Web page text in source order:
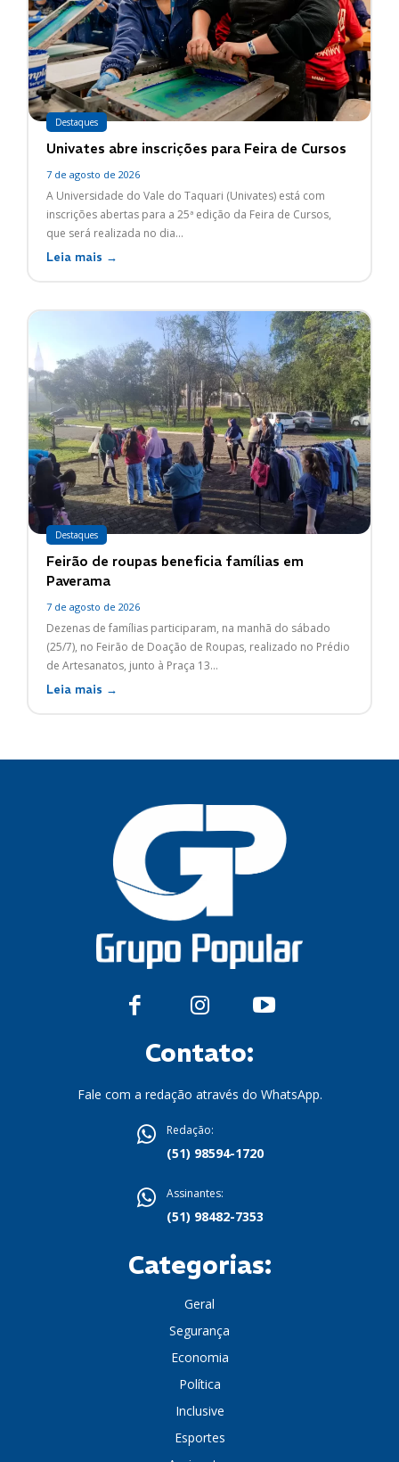
Destaques
Univates abre inscrições para Feira de Cursos
7 de agosto de 2026
A Universidade do Vale do Taquari (Univates) está com
inscrições abertas para a 25ª edição da Feira de Cursos,
que será realizada no dia...
Leia mais →
Destaques
Feirão de roupas beneficia famílias em
Paverama
7 de agosto de 2026
Dezenas de famílias participaram, na manhã do sábado
(25/7), no Feirão de Doação de Roupas, realizado no Prédio
de Artesanatos, junto à Praça 13...
Leia mais →
Contato:
Fale com a redação através do WhatsApp.
Redação:
(51) 98594-1720
Assinantes:
(51) 98482-7353
Categorias:
Geral
Segurança
Economia
Política
Inclusive
Esportes